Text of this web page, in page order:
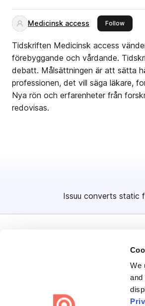
We
and
Medicinsk access Followthis
Tidskriften Medicinsk access
förebyggande och vårdande.
debatt. Målsättningen är att sätta
professionen, det vill säga läkare,
Nya rön och erfarenheter från
redovisas.
Issuu converts static
Create once, share